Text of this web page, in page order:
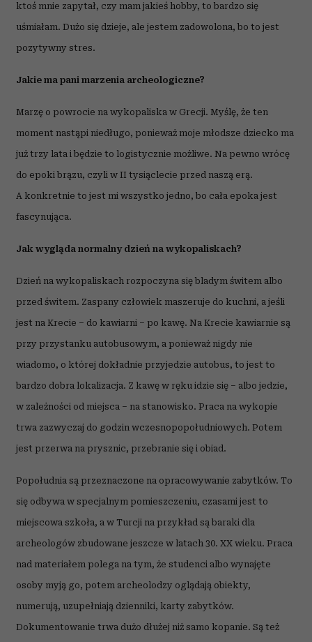
ktoś mnie zapytał, czy mam jakieś hobby, to bardzo się
uśmiałam. Dużo się dzieje, ale jestem zadowolona, bo to jest
pozytywny stres.
Jakie ma pani marzenia archeologiczne?
Marzę o powrocie na wykopaliska w Grecji. Myślę, że ten
moment nastąpi niedługo, ponieważ moje młodsze dziecko ma
już trzy lata i będzie to logistycznie możliwe. Na pewno wrócę
do epoki brązu, czyli w II tysiąclecie przed naszą erą.
A konkretnie to jest mi wszystko jedno, bo cała epoka jest
fascynująca.
Jak wygląda normalny dzień na wykopaliskach?
Dzień na wykopaliskach rozpoczyna się bladym świtem albo
przed świtem. Zaspany człowiek maszeruje do kuchni, a jeśli
jest na Krecie – do kawiarni – po kawę. Na Krecie kawiarnie są
przy przystanku autobusowym, a ponieważ nigdy nie
wiadomo, o której dokładnie przyjedzie autobus, to jest to
bardzo dobra lokalizacja. Z kawę w ręku idzie się – albo jedzie,
w zależności od miejsca – na stanowisko. Praca na wykopie
trwa zazwyczaj do godzin wczesnopopołudniowych. Potem
jest przerwa na prysznic, przebranie się i obiad.
Popołudnia są przeznaczone na opracowywanie zabytków. To
się odbywa w specjalnym pomieszczeniu, czasami jest to
miejscowa szkoła, a w Turcji na przykład są baraki dla
archeologów zbudowane jeszcze w latach 30. XX wieku. Praca
nad materiałem polega na tym, że studenci albo wynajęte
osoby myją go, potem archeolodzy oglądają obiekty,
numerują, uzupełniają dzienniki, karty zabytków.
Dokumentowanie trwa dużo dłużej niż samo kopanie. Są też